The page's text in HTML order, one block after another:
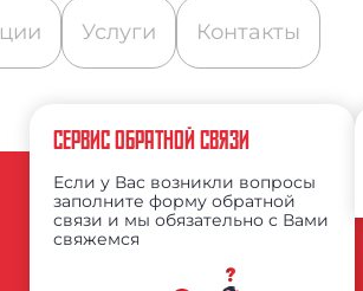
Услуги Контакты
СЕРВИС ОБРАТНОЙ СВЯЗИ
Если у Вас возникли вопросы
заполните форму обратной
связи и мы обязательно с Вами
свяжемся